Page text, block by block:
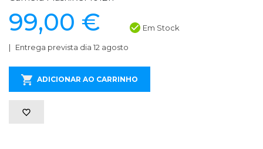
99,00 € Em Stock
Entrega prevista dia 12 agosto
ADICIONAR AO CARRINHO